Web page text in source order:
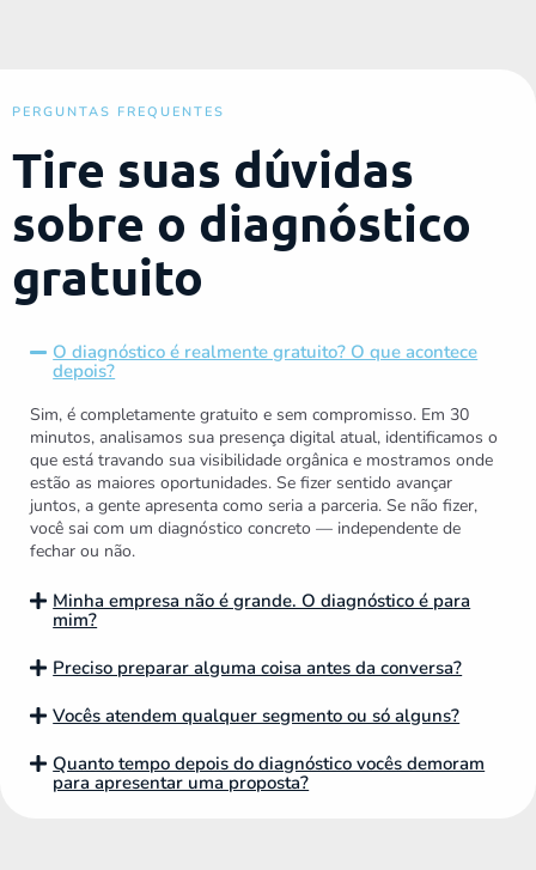
PERGUNTAS FREQUENTES
Tire suas dúvidas
sobre o diagnóstico
gratuito
O diagnóstico é realmente gratuito? O que acontece
depois?
Sim, é completamente gratuito e sem compromisso. Em 30
minutos, analisamos sua presença digital atual, identificamos o
que está travando sua visibilidade orgânica e mostramos onde
estão as maiores oportunidades. Se fizer sentido avançar
juntos, a gente apresenta como seria a parceria. Se não fizer,
você sai com um diagnóstico concreto — independente de
fechar ou não.
Minha empresa não é grande. O diagnóstico é para
mim?
Preciso preparar alguma coisa antes da conversa?
Vocês atendem qualquer segmento ou só alguns?
Quanto tempo depois do diagnóstico vocês demoram
para apresentar uma proposta?